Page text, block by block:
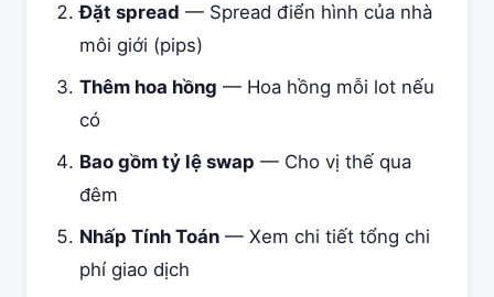
Đặt spread — Spread điển hình của nhà
môi giới (pips)
Thêm hoa hồng — Hoa hồng mỗi lot nếu
có
Bao gồm tỷ lệ swap — Cho vị thế qua
đêm
Nhấp Tính Toán — Xem chi tiết tổng chi
phí giao dịch